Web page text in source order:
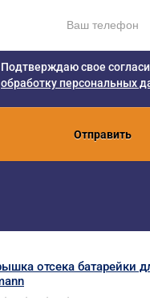
Подтверждаю свое
обработку персональных
Отправить